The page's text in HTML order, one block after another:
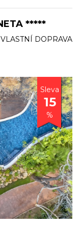
*****
VLASTNÍ DOPRAVA
Sleva
15
%